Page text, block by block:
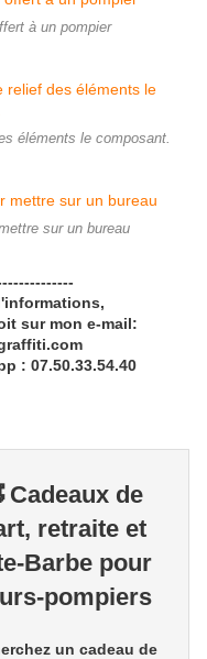
à un pompier
éléments le composant.
sur un bureau
sur mon e-mail:
: 07.50.33.54.40
Cadeaux de
retraite et
Barbe pour
pompiers
un cadeau de